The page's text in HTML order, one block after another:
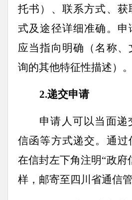
托书）、联系方式、获
式及途径详细准确。申
应当指向明确（名称、
询的其他特征性描述）。
2.递交申请
申请人可以当面递
信函等方式递交。通过
在信封左下角注明“政府
样，邮寄至四川省通信